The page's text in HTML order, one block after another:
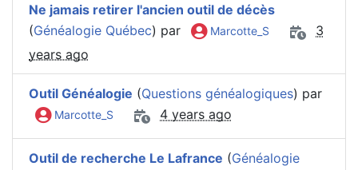
Ne jamais retirer l'ancien outil de décès
(Généalogie Québec) par Marcotte_S
3
years ago
Outil Généalogie (Questions généalogiques) par
Marcotte_S 4 years ago
Outil de recherche Le Lafrance (Généalogie